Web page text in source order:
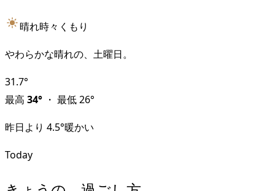
晴れ時々くもり
やわらかな晴れの、土曜日。
31.7°
最高 34° ・ 最低26°
昨日より 4.5°暖かい
Today